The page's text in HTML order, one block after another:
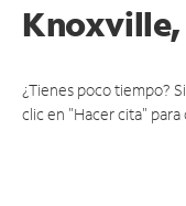
Knoxville,
¿Tienes poco tiempo?
clic en "Hacer cita"